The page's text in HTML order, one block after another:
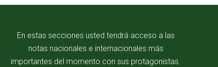
En estas secciones usted tendrá acceso a las
notas nacionales e internacionales más
importantes del momento con sus protagonistas.